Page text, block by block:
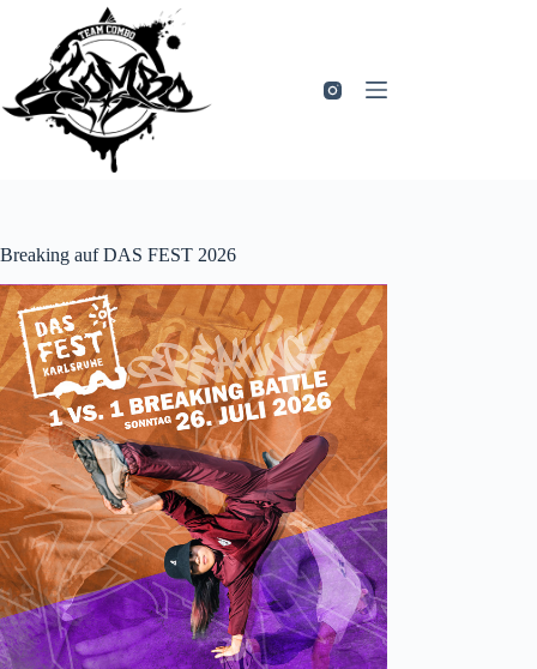
springen
Breaking auf DAS FEST 2026